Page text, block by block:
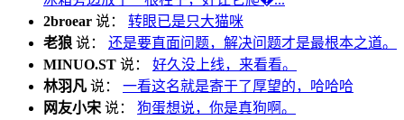
2broear 说： 转眼已是只大猫咪
老狼 说： 还是要直面问题，解决问题才是最根本之道。
MINUO.ST 说： 好久没上线，来看看。
林羽凡 说： 一看这名就是寄于了厚望的，哈哈哈
网友小宋 说： 狗蛋想说，你是真狗啊。